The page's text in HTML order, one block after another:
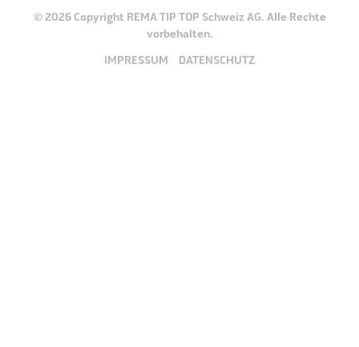
© 2026 Copyright REMA TIP TOP Schweiz AG. Alle Rechte
vorbehalten.
IMPRESSUM
DATENSCHUTZ